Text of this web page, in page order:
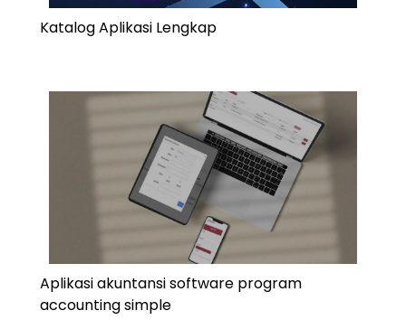
Katalog Aplikasi Lengkap
Aplikasi akuntansi software program
accounting simple